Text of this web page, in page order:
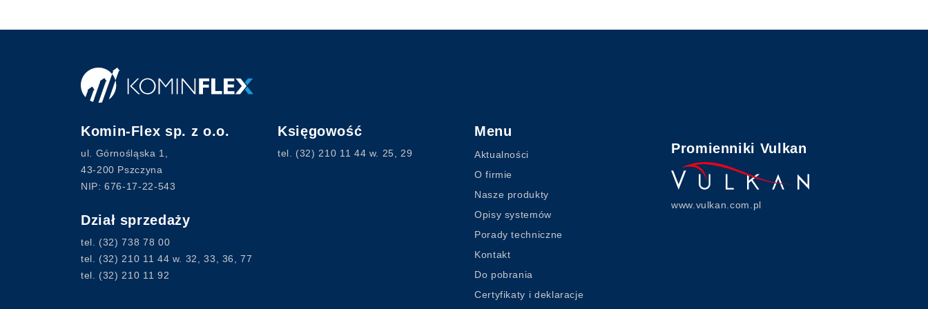
Komin-Flex sp. z o.o.
ul. Górnośląska 1,
43-200 Pszczyna
NIP: 676-17-22-543
Dział sprzedaży
tel. (32) 738 78 00
tel. (32) 210 11 44 w. 32, 33, 36, 77
tel. (32) 210 11 92
Księgowość
tel. (32) 210 11 44 w. 25, 29
Menu
Aktualności
O firmie
Nasze produkty
Opisy systemów
Porady techniczne
Kontakt
Do pobrania
Certyfikaty i deklaracje
Promienniki Vulkan
www.vulkan.com.pl